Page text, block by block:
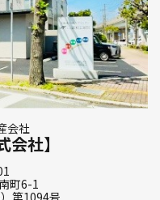
会社
会社】
町6-1